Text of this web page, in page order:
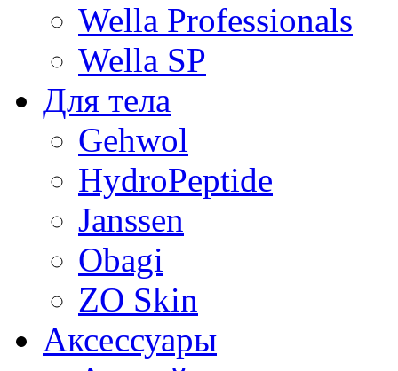
Wella Professionals
Wella SP
Для тела
Gehwol
HydroPeptide
Janssen
Obagi
ZO Skin
Aксессуары